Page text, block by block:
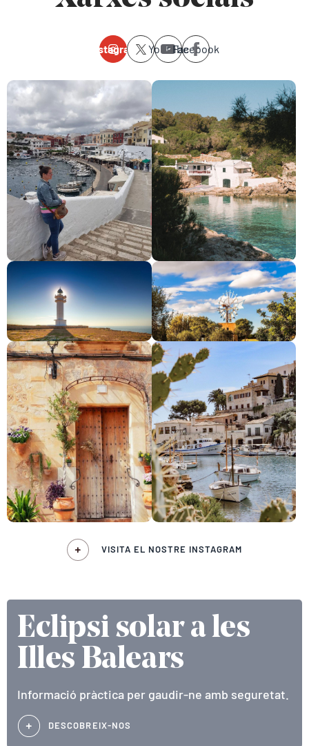
Instagram YoutubeFacebook
VISITA EL NOSTRE INSTAGRAM
Eclipsi solar a les
Illes Balears
Informació pràctica per gaudir-ne amb seguretat.
DESCOBREIX-NOS